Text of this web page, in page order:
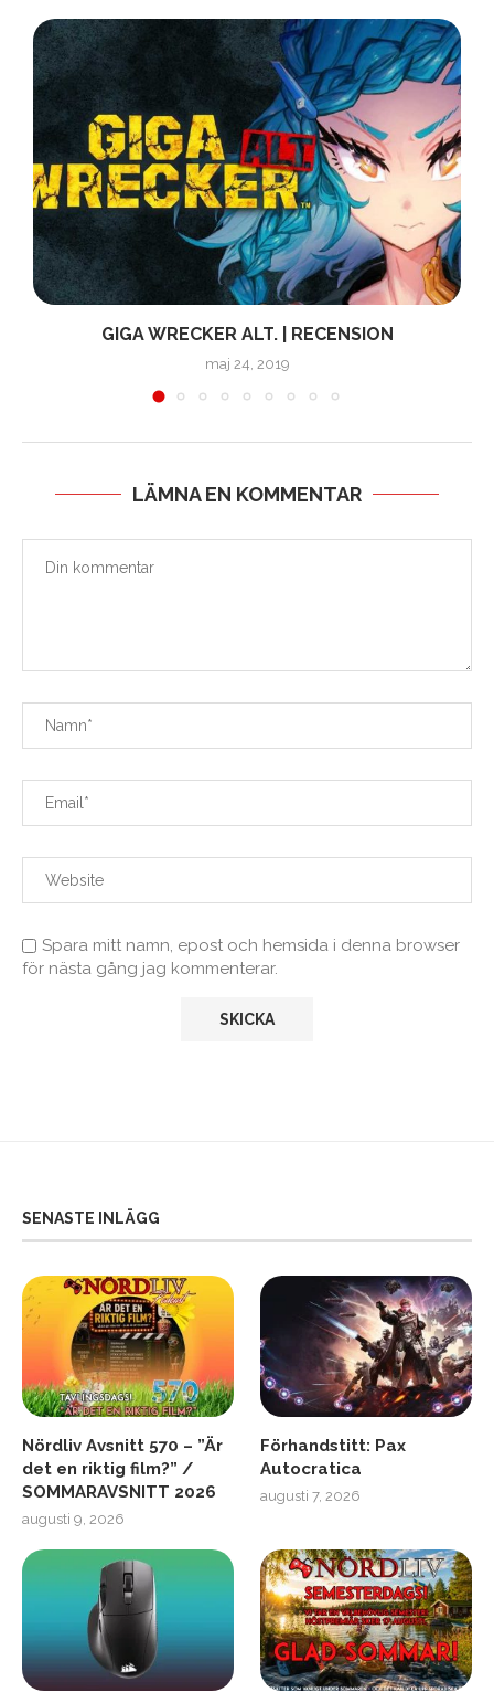
GIGA WRECKER ALT. | RECENSION
maj 24, 2019
LÄMNA EN KOMMENTAR
Spara mitt namn, epost och hemsida i denna browser
för nästa gång jag kommenterar.
SENASTE INLÄGG
Nördliv Avsnitt 570 – ”Är
det en riktig film?” /
SOMMARAVSNITT 2026
augusti 9, 2026
Förhandstitt: Pax
Autocratica
augusti 7, 2026